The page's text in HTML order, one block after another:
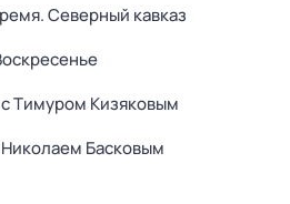
Северный кавказ
Тимуром Кизяковым
Басковым